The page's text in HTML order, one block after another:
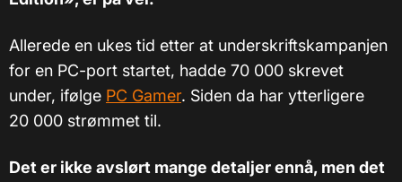
Allerede en ukes tid etter at underskriftskampanjen
for en PC-port startet, hadde 70 000 skrevet
under, ifølge PC Gamer. Siden da har ytterligere
20 000 strømmet til.
Det er ikke avslørt mange detaljer ennå, men det